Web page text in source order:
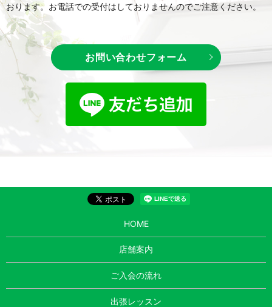
おります。 お電話での受付はしておりませんのでご注意ください。
お問い合わせフォーム
HOME
店舗案内
ご入会の流れ
出張レッスン